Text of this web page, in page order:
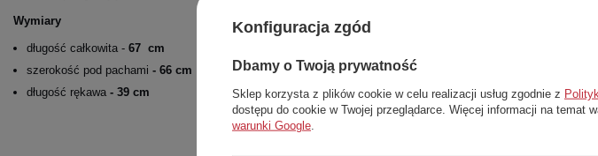
Wymiary
długość całkowita - 67 cm
szerokość pod pachami - 66 cm
długość rękawa - 39 cm
Konfiguracja zgód
Dbamy o Twoją prywatność
Sklep korzysta z plików cookie w celu realizacji usług zgodnie z
dostępu do cookie w Twojej przeglądarce. Więcej informacji na temat
warunki Google